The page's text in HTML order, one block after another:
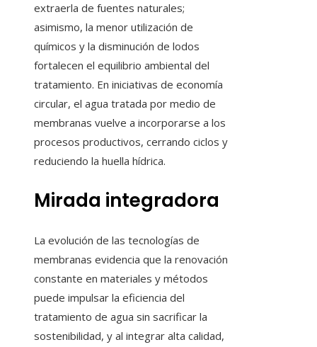
extraerla de fuentes naturales;
asimismo, la menor utilización de
químicos y la disminución de lodos
fortalecen el equilibrio ambiental del
tratamiento. En iniciativas de economía
circular, el agua tratada por medio de
membranas vuelve a incorporarse a los
procesos productivos, cerrando ciclos y
reduciendo la huella hídrica.
Mirada integradora
La evolución de las tecnologías de
membranas evidencia que la renovación
constante en materiales y métodos
puede impulsar la eficiencia del
tratamiento de agua sin sacrificar la
sostenibilidad, y al integrar alta calidad,